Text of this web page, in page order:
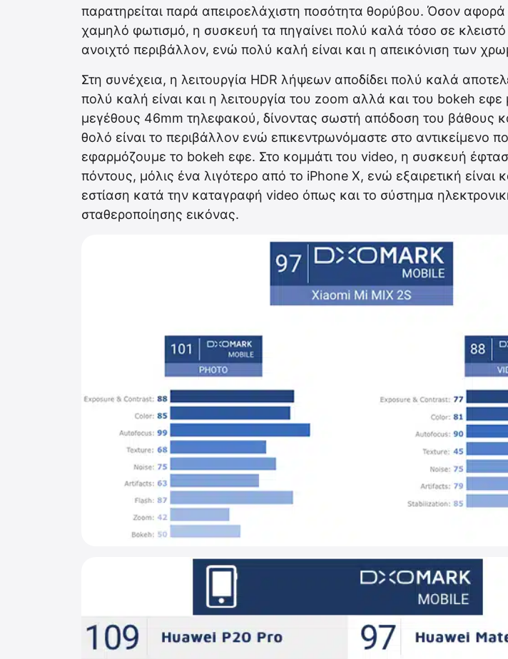
παρατηρείται παρά απειροελάχιστη ποσότητα θορύβου. Όσον αφορά
χαμηλό φωτισμό, η συσκευή τα πηγαίνει πολύ καλά τόσο σε
ανοιχτό περιβάλλον, ενώ πολύ καλή είναι και η απεικόνιση των
Στη συνέχεια, η λειτουργία HDR λήψεων αποδίδει πολύ καλά
πολύ καλή είναι και η λειτουργία του zoom αλλά και του bokeh
μεγέθους 46mm τηλεφακού, δίνοντας σωστή απόδοση του βάθους
θολό είναι το περιβάλλον ενώ επικεντρωνόμαστε στο αντικείμενο
εφαρμόζουμε το bokeh εφε. Στο κομμάτι του video, η συσκευή
πόντους, μόλις ένα λιγότερο από το iPhone X, ενώ εξαιρετική είναι
εστίαση κατά την καταγραφή video όπως και το σύστημα
σταθεροποίησης εικόνας.